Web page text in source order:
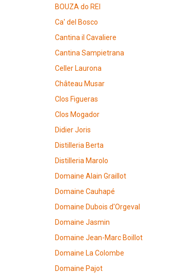
BOUZA do REI
Ca' del Bosco
Cantina il Cavaliere
Cantina Sampietrana
Celler Laurona
Château Musar
Clos Figueras
Clos Mogador
Didier Joris
Distilleria Berta
Distilleria Marolo
Domaine Alain Graillot
Domaine Cauhapé
Domaine Dubois d'Orgeval
Domaine Jasmin
Domaine Jean-Marc Boillot
Domaine La Colombe
Domaine Pajot